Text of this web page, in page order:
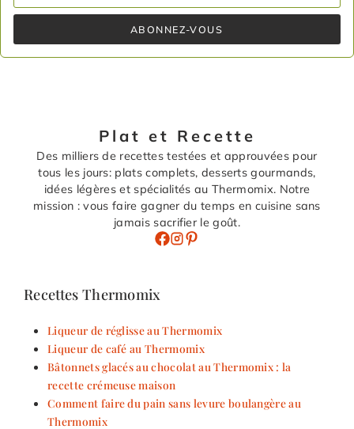
ABONNEZ-VOUS
Plat et Recette
Des milliers de recettes testées et approuvées pour
tous les jours: plats complets, desserts gourmands,
idées légères et spécialités au Thermomix. Notre
mission : vous faire gagner du temps en cuisine sans
jamais sacrifier le goût.
Recettes Thermomix
Liqueur de réglisse au Thermomix
Liqueur de café au Thermomix
Bâtonnets glacés au chocolat au Thermomix : la
recette crémeuse maison
Comment faire du pain sans levure boulangère au
Thermomix